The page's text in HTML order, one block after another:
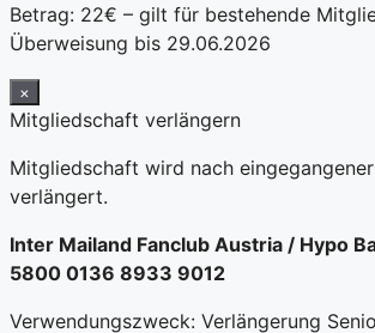
Betrag: 22€ – gilt für bestehende
Überweisung bis 29.06.2026
×
Mitgliedschaft verlängern
Mitgliedschaft wird nach
verlängert.
Inter Mailand Fanclub Austria / Hypo
5800 0136 8933 9012
Verwendungszweck: Verlängerung